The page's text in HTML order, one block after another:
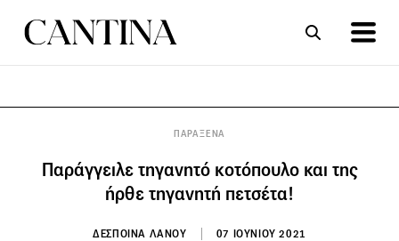
ΠΑΡΑΞΕΝΑ
Παράγγειλε τηγανητό κοτόπουλο και της
ήρθε τηγανητή πετσέτα!
ΔΕΣΠΟΙΝΑ ΛΑΝΟΥ 07 ΙΟΥΝΙΟΥ 2021